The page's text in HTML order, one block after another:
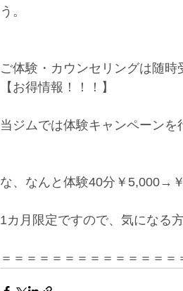
う。
ご体験・カウンセリングは随時
【お得情報！！！】
当ジムでは体験キャンペーン
な、なんと体験40分￥5,000→
1カ月限定ですので、気になる
＝＝＝＝＝＝＝＝＝＝＝＝＝